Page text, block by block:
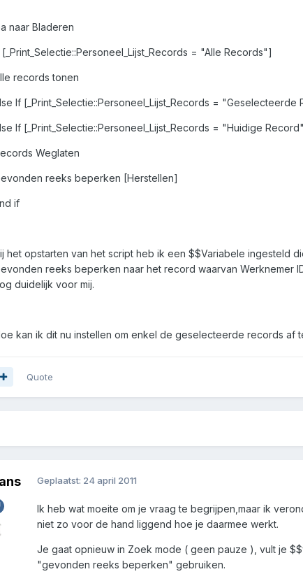
naar Bladeren
[_Print_Selectie::Personeel_Lijst_Records = "Alle Records"]
records tonen
If [_Print_Selectie::Personeel_Lijst_Records = "Geselecteerde
If [_Print_Selectie::Personeel_Lijst_Records = "Huidige
Weglaten
reeks beperken [Herstellen]
if
het opstarten van het script heb ik een $$Variabele ingesteld
reeks beperken naar het record waarvan Werknemer
duidelijk voor mij.
kan ik dit nu instellen om enkel de geselecteerde records af
Quote
Geplaatst: 24 april 2011
Ik heb wat moeite om je vraag te begrijpen,maar ik
niet zo voor de hand liggend hoe je daarmee werkt.
Je gaat opnieuw in Zoek mode ( geen pauze ), vult je
"gevonden reeks beperken" gebruiken.